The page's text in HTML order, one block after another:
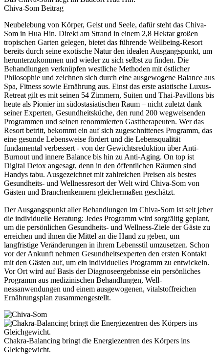
Chiva-Som Beitrag
Neubelebung von Körper, Geist und Seele, dafür steht das Chiva-
Som in Hua Hin. Direkt am Strand in einem 2,8 Hektar großen
tropischen Garten gelegen, bietet das führende Wellbeing-Resort
bereits durch seine exotische Natur den idealen Ausgangspunkt, um
herunterzukommen und wieder zu sich selbst zu finden. Die
Behandlungen verknüpfen westliche Methoden mit östlicher
Philosophie und zeichnen sich durch eine ausgewogene Balance aus
Spa, Fitness sowie Ernährung aus. Einst das erste asiatische Luxus-
Retreat gilt es mit seinen 54 Zimmern, Suiten und Thai-Pavillons bis
heute als Pionier im südostasiatischen Raum – nicht zuletzt dank
seiner Experten, Gesundheitsküche, den rund 200 wegweisenden
Programmen und seinen renommierten Gasttherapeuten. Wer das
Resort betritt, bekommt ein auf sich zugeschnittenes Programm, das
eine gesunde Lebensweise fördert und die Lebensqualität
fundamental verbessert - von der Gewichtsreduktion über Anti-
Burnout und innere Balance bis hin zu Anti-Aging. On top ist
Digital Detox angesagt, denn in den öffentlichen Räumen sind
Handys tabu. Ausgezeichnet mit zahlreichen Preisen als bestes
Gesundheits- und Wellnessresort der Welt wird Chiva-Som von
Gästen und Branchenkennern gleichermaßen geschätzt.
Der Ausgangspunkt aller Behandlungen im Chiva-Som ist seit jeher
die individuelle Beratung: Jedes Programm wird sorgfältig geplant,
um die persönlichen Gesundheits- und Wellness-Ziele der Gäste zu
erreichen und ihnen die Mittel an die Hand zu geben, um
langfristige Veränderungen in ihrem Lebensstil umzusetzen. Schon
vor der Ankunft nehmen Gesundheitsexperten den ersten Kontakt
mit den Gästen auf, um ein individuelles Programm zu entwickeln.
Vor Ort wird auf Basis der Diagnoseergebnisse ein persönliches
Programm aus medizinischen Behandlungen, Well­
nessanwendungen und einem ausgewogenen, vitalstoffreichen
Ernährungsplan zusammengestellt.
Chakra-Balancing bringt die Energiezentren des Körpers ins
Gleichgewicht.